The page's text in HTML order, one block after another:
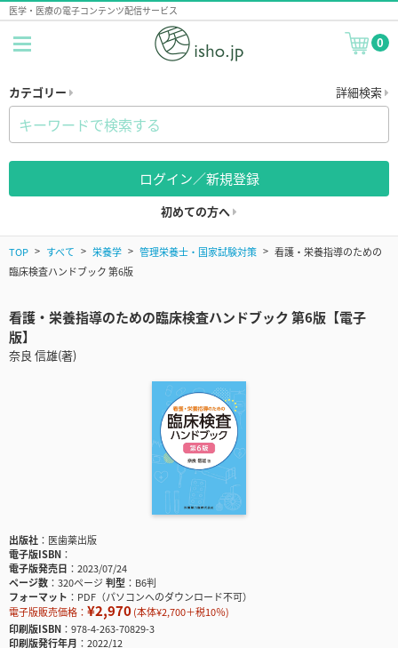
医学・医療の電子コンテンツ配信サービス
0
カテゴリー 詳細検索
ログイン／新規登録
初めての方へ
TOP すべて 栄養学 管理栄養士・国家試験対策
看護・栄養指導のための
臨床検査ハンドブック 第6版
看護・栄養指導のための臨床検査ハンドブック 第6版【電子
版】
奈良 信雄(著)
出版社
医歯薬出版
電子版ISBN
電子版発売日
2023/07/24
ページ数
320ページ判型
B6判
フォーマット
PDF（パソコンへのダウンロード不可）
電子版販売価格： ¥2,970(本体¥2,700＋税10％)
印刷版ISBN
978-4-263-70829-3
印刷版発行年月
2022/12